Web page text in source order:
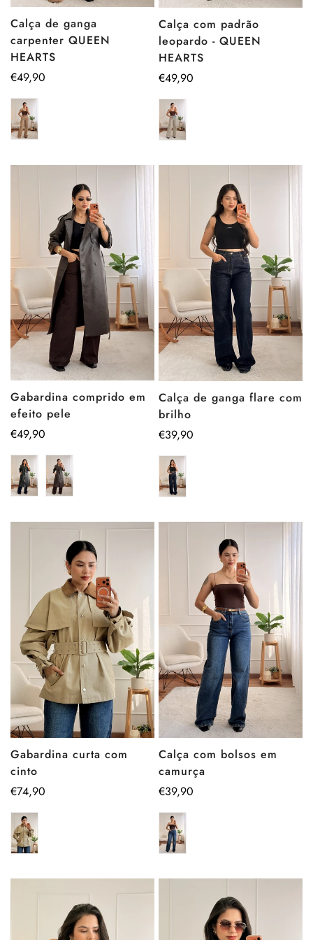
Calça de ganga
carpenter QUEEN
HEARTS
Preço
€49,90
Calça com padrão
leopardo - QUEEN
HEARTS
Preço
€49,90
Gabardina comprido em
efeito pele
Preço
€49,90
Calça de ganga flare com
brilho
Preço
€39,90
Gabardina curta com
cinto
Preço
€74,90
Calça com bolsos em
camurça
Preço
€39,90